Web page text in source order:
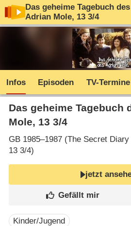
Das geheime Tagebuch des
Adrian Mole, 13 3/​4
Infos Episoden TV-Termine
Das geheime Tagebuch
Mole, 13 3/​4
GB1985–1987 (The Secret
13 3/​4)
jetzt
Kinder/Jugend